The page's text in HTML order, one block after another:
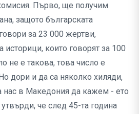
Първо, ще получим
защото българската
за 23 000 жертви,
историци, които говорят за 100
не е такова, това число е
дори и да са няколко хиляди,
нас в Македония да кажем - ето
че след 45-та година